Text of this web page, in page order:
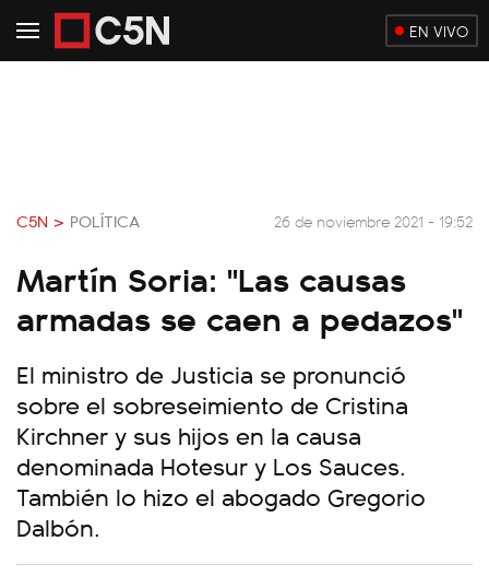
EN VIVO
C5N > POLÍTICA 26 de noviembre 2021 - 19:52
Martín Soria: "Las causas
armadas se caen a pedazos"
El ministro de Justicia se pronunció
sobre el sobreseimiento de Cristina
Kirchner y sus hijos en la causa
denominada Hotesur y Los Sauces.
También lo hizo el abogado Gregorio
Dalbón.